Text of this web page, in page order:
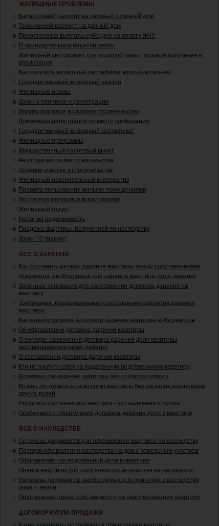
ЖИЛИЩНЫЕ ПРОБЛЕМЫ
Кадастровый паспорт на садовый и дачный дом
Технический паспорт на дачный дом
Приостановка выплаты субсидии на оплату ЖКУ
О принудительном изъятии земли
Жилищный сертификат для молодой семьи: условия получения и
реализация
Как получить жилищный сертификат молодым семьям
Государственный жилищный надзор
Жилищные нормы
Закон о прописке и регистрации
Индивидуальное жилищное строительство
Временная регистрация по месту пребывания
Государственный жилищный сертификат
Жилищные программы
Имущественный налоговый вычет
Регистрация по месту жительства
Долевое участие в строительстве
Жилищный накопительный кооператив
Правила пользования жилыми помещениями
Ипотечное жилищное кредитование
Жилищный отдел
Налог на недвижимость
Продажа квартиры, полученной по наследству
Закон "О тишине"
ВСЕ О ДАРЕНИИ
Как составить договор дарения квартиры между родственниками
Документы, необходимые для дарения квартиры родственнику
Законные основания для расторжения договора дарения на
квартиру
Требования, предъявляемые к составлению договора дарения
квартиры
Как зарегистрировать договор дарения квартиры в Росреестре
Об оформлении договора дарения квартиры
О порядке заключения договора дарения доли квартиры
несовершеннолетнему ребенку
О составлении договора дарения квартиры
Кто не платит налог на подаренную родственником квартиру
Возможно ли дарение квартиры без согласия супруга
Можно ли подарить свою долю квартиры без согласия владельцев
других долей
Подарить или завещать квартиру - что надежнее и лучше
Особенности оформления договора дарения доли в квартире
ВСЕ О НАСЛЕДСТВЕ
Перечень документов для оформления квартиры по наследству
Порядок оформления наследства на дом с земельным участком
Оформление наследственной доли в квартире
Оценка квартиры для получения свидетельства на наследство
Перечень документов, необходимых для принятия в наследство
дома и земли
Оформление права собственности на унаследованную квартиру
ДОГОВОР КУПЛИ-ПРОДАЖИ